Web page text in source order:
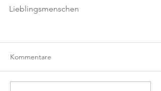
Lieblingsmenschen
Kommentare